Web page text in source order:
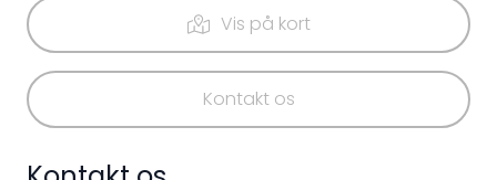
Vis på kort
Kontakt os